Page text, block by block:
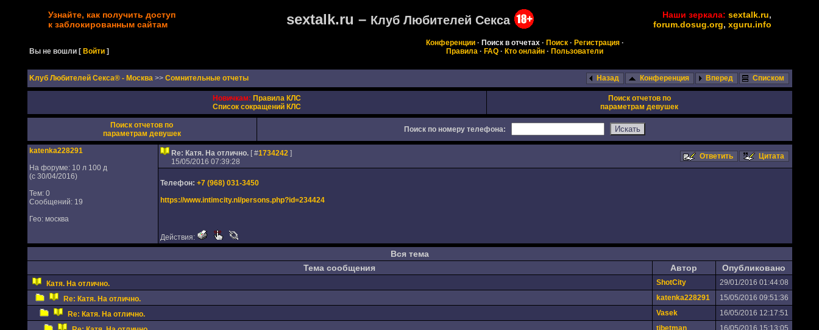
Узнайте, как получить доступ
к заблокированным сайтам
sextalk.ru – Клуб Любителей Секса Наши зеркала: sextalk.ru,
forum.dosug.org, xguru.info
Вы не вошли [Войти ]
Конференции· Поиск в отчетах· Поиск· Регистрация·
Правила · FAQ · Кто онлайн · Пользователи
Kлуб Любителей Секса® - Москва >> Сомнительные отчеты Назад Конференция Вперед Списком
Новичкам: Правила КЛС
Список сокращений КЛС
Поиск отчетов по
параметрам девушек
Поиск отчетов по
параметрам девушек
Поиск по номеру телефона:
katenka228291
На форуме: 10 л 100 д
(с 30/04/2016)
Тем: 0
Сообщений: 19
Гео: москва
Re: Катя. На отлично. [ #1734242]
15/05/2016 07:39:28
Ответить Цитата
Телефон: +7 (968) 031-3450
https://www.intimcity.nl/persons.php?id=234424
Действия:
Вся тема
Тема сообщения
Автор Опубликовано
Катя. На отлично. ShotCity
29/01/2016 01:44:08
Re: Катя. На отлично.
katenka228291
15/05/2016 09:51:36
Re: Катя. На отлично.
Vasek
16/05/2016 12:17:51
tibetman
16/05/2016 15:13:05